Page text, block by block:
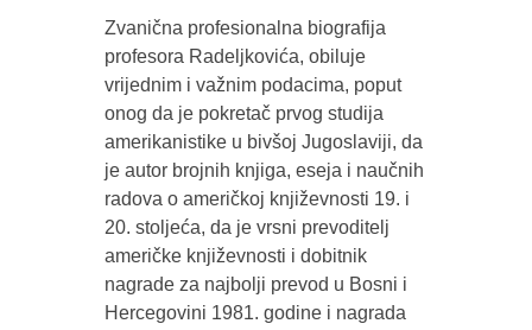
Zvanična profesionalna biografija
profesora Radeljkovića, obiluje
vrijednim i važnim podacima, poput
onog da je pokretač prvog studija
amerikanistike u bivšoj Jugoslaviji, da
je autor brojnih knjiga, eseja i naučnih
radova o američkoj književnosti 19. i
20. stoljeća, da je vrsni prevoditelj
američke književnosti i dobitnik
nagrade za najbolji prevod u Bosni i
Hercegovini 1981. godine i nagrada